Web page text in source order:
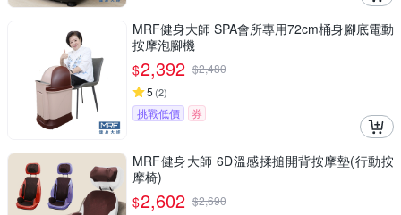
MRF健身大師 SPA會所專用72cm桶身腳底電動
按摩泡腳機
$2,392 $2,480
5 (2)
挑戰低價 券
MRF健身大師 6D溫感揉搥開背按摩墊(行動按
摩椅)
$2,602 $2,690